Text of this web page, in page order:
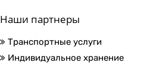
Наши партнеры
Транспортные услуги
Индивидуальное хранение